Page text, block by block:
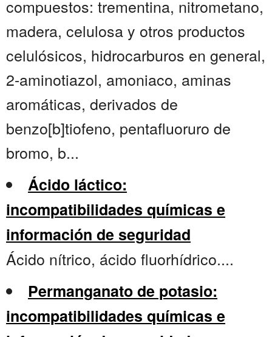
compuestos: trementina, nitrometano,
madera, celulosa y otros productos
celulósicos, hidrocarburos en general,
2-aminotiazol, amoniaco, aminas
aromáticas, derivados de
benzo[b]tiofeno, pentafluoruro de
bromo, b...
Ácido láctico:
incompatibilidades químicas e
información de seguridad
Ácido nítrico, ácido fluorhídrico....
Permanganato de potasio:
incompatibilidades químicas e